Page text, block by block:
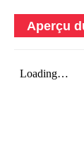
Aperçu